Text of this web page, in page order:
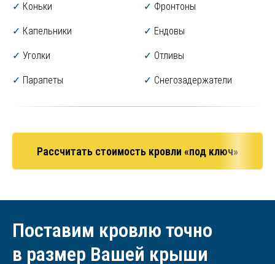
✓ Коньки ✓ Фронтоны
✓ Капельники ✓ Ендовы
✓ Уголки ✓ Отливы
✓ Парапеты ✓ Снегозадержатели
Рассчитать стоимость кровли «под ключ»
Поставим кровлю точно
в размер Вашей крыши